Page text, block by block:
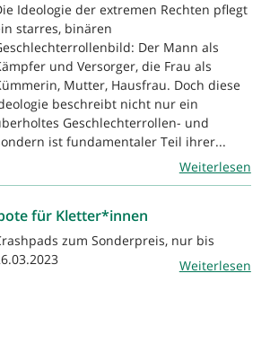
Ideologie der extremen Rechten pflegt
starres, binären
Der Mann als
und Versorger, die Frau als
Mutter, Hausfrau. Doch diese
beschreibt nicht nur ein
Geschlechterrollen- und
ist fundamentaler Teil ihrer...
Weiterlesen
für Kletter*innen
zum Sonderpreis, nur bis
Weiterlesen